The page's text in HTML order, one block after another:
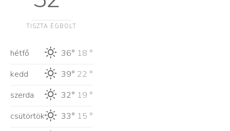
TISZTA ÉGBOLT
hétfő 36° 18 °
kedd
39° 22 °
szerda
32° 19 °
csütörtök
33° 15 °